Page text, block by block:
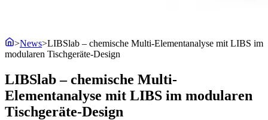
>News>LIBSlab – chemische Multi-Elementanalyse mit LIBS im
modularen Tischgeräte-Design
LIBSlab – chemische Multi-
Elementanalyse mit LIBS im modularen
Tischgeräte-Design